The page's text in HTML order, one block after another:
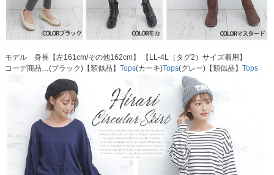
モデル 身長【左161cm/その他162cm】 【LL-4L（タグ2）サイズ着用】
コーデ商品…(ブラック)【類似品】 Tops(カーキ)Tops(グレー)【類似品】 Tops